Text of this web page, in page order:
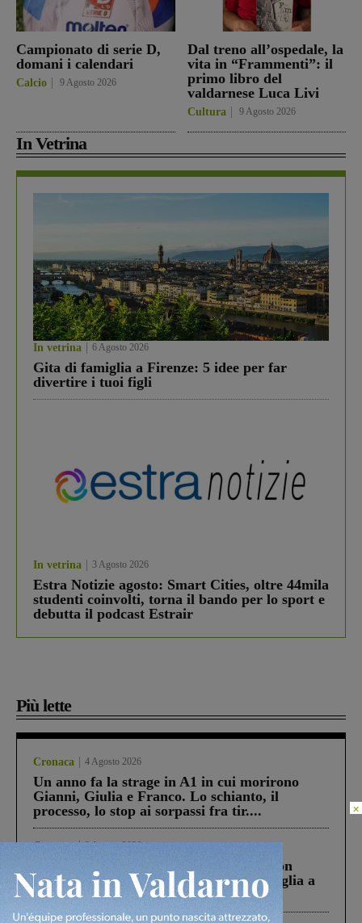
Campionato di serie D,
domani i calendari
Calcio 9 Agosto 2026
Dal treno all’ospedale, la
vita in “Frammenti”: il
primo libro del
valdarnese Luca Livi
Cultura 9 Agosto 2026
In Vetrina
In vetrina 6 Agosto 2026
Gita di famiglia a Firenze: 5 idee per far
divertire i tuoi figli
In vetrina 3 Agosto 2026
Estra Notizie agosto: Smart Cities, oltre 44mila
studenti coinvolti, torna il bando per lo sport e
debutta il podcast Estrair
Più lette
Cronaca 4 Agosto 2026
Un anno fa la strage in A1 in cui morirono
Gianni, Giulia e Franco. Lo schianto, il
processo, lo stop ai sorpassi fra tir....
Cronaca 3 Agosto 2026
Scomparso da una struttura di Castiglion
Fiorentino l’uomo che aveva ucciso la figlia a
Levane nel 2020
×